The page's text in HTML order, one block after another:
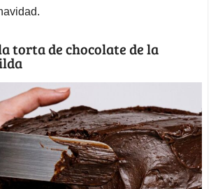
torta de chocolate de la